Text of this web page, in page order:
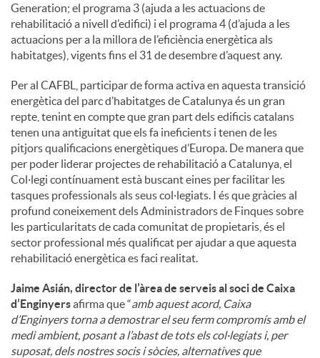
Generation; el programa 3 (ajuda a les actuacions de
rehabilitació a nivell d’edifici) i el programa 4 (d’ajuda a les
actuacions per a la millora de l’eficiència energètica als
habitatges), vigents fins el 31 de desembre d’aquest any.
Per al CAFBL, participar de forma activa en aquesta transició
energètica del parc d’habitatges de Catalunya és un gran
repte, tenint en compte que gran part dels edificis catalans
tenen una antiguitat que els fa ineficients i tenen de les
pitjors qualificacions energètiques d’Europa. De manera que
per poder liderar projectes de rehabilitació a Catalunya, el
Col·legi contínuament està buscant eines per facilitar les
tasques professionals als seus col·legiats. I és que gràcies al
profund coneixement dels Administradors de Finques sobre
les particularitats de cada comunitat de propietaris, és el
sector professional més qualificat per ajudar a que aquesta
rehabilitació energètica es faci realitat.
Jaime Asián, director de l’àrea de serveis al soci de Caixa
d’Enginyersafirma que “amb aquest acord, Caixa
d’Enginyers torna a demostrar el seu ferm compromís amb el
medi ambient, posant a l’abast de tots els col·legiats i, per
suposat, dels nostres socis i sòcies, alternatives que